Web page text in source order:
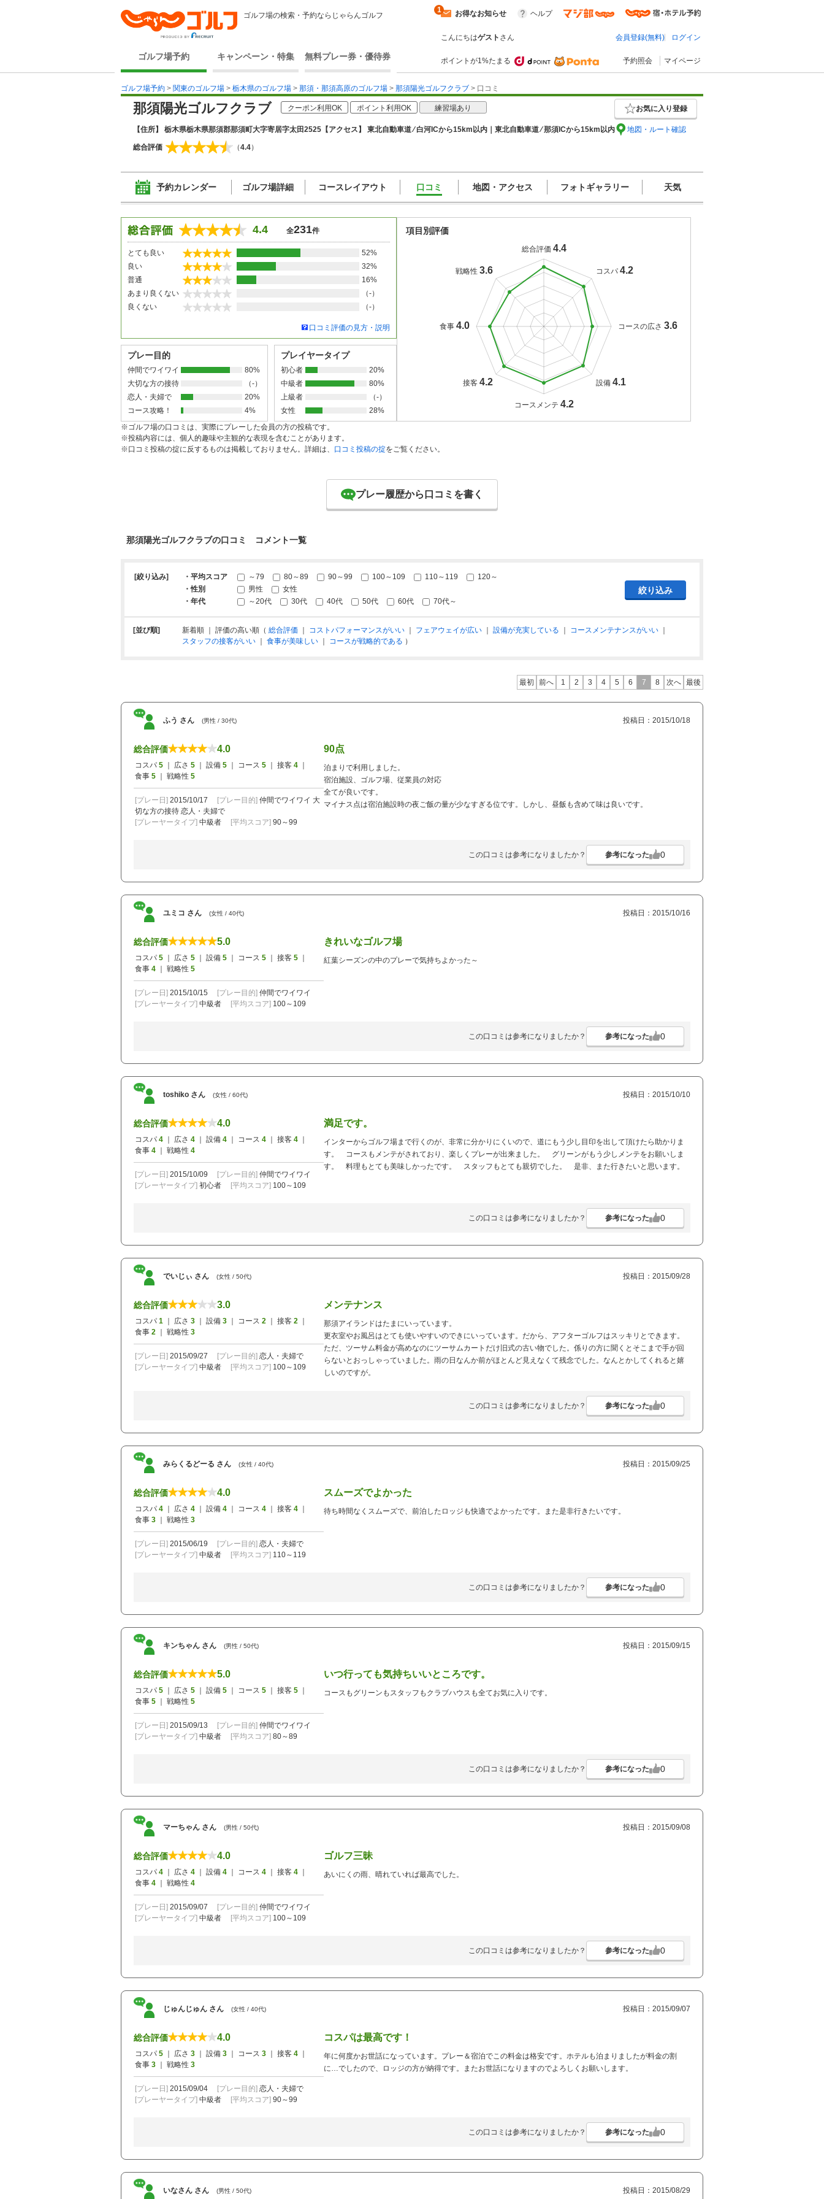
ゴルフ場の検索・予約ならじゃらんゴルフ
ゴルフ場予約 キャンペーン・特集 無料プレー券・優待券
お得なお知らせ
1 ヘルプ
こんにちはゲスト さん 会員登録(無料) ログイン
ポイントが1%たまる 予約照会 マイページ
ゴルフ場予約 > 関東のゴルフ場 > 栃木県のゴルフ場 > 那須・那須高原のゴルフ場 > 那須陽光ゴルフクラブ > 口コミ
那須陽光ゴルフクラブ クーポン利用OK ポイント利用OK 練習場あり お気に入り登録
【住所】 栃木県栃木県那須郡那須町大字寄居字太田2525 【アクセス】 東北自動車道 ⁄ 白河ICから15km以内｜東北自動車道 ⁄ 那須ICから15km以内 地図・ルート確認
総合評価 （4.4）
予約カレンダー ゴルフ場詳細 コースレイアウト 口コミ 地図・アクセス フォトギャラリー 天気
4.4 全231件
とても良い
52%
良い
32%
普通
16%
あまり良くない
（-）
良くない
（-）
口コミ評価の見方・説明
プレー目的
仲間でワイワイ
80%
大切な方の接待
（-）
恋人・夫婦で
20%
コース攻略！
4%
プレイヤータイプ
初心者
20%
中級者
80%
上級者
（-）
女性
28%
項目別評価
総合評価 4.4
コスパ 4.2
コースの広さ 3.6
設備 4.1
コースメンテ 4.2
接客 4.2
食事 4.0
戦略性 3.6
※ゴルフ場の口コミは、実際にプレーした会員の方の投稿です。
※投稿内容には、個人的趣味や主観的な表現を含むことがあります。
※口コミ投稿の掟に反するものは掲載しておりません。詳細は、 口コミ投稿の掟をご覧ください。
プレー履歴から口コミを書く
那須陽光ゴルフクラブの口コミ コメント一覧
[絞り込み] ・平均スコア ～79 80～89 90～99 100～109 110～119
120～
・性別
男性
女性
・年代
～20代 30代 40代 50代 60代 70代～
[並び順] 新着順 ｜ 評価の高い順（ 総合評価 コストパフォーマンスがいい フェアウェイが広い 設備が充実している コースメンテナンスがいい
スタッフの接客がいい
食事が美味しい コースが戦略的である ）
最初 前へ 1 2 3 4 5 6 7 8 次へ 最後
ふう さん (男性 / 30代) 投稿日：2015/10/18
総合評価 4.0
コスパ 5 ｜ 広さ 5 ｜ 設備 5 ｜ コース 5 ｜ 接客 4
食事 5 ｜ 戦略性 5
[プレー日] 2015/10/17 [プレー目的] 仲間でワイワイ 大
切な方の接待 恋人・夫婦で
[プレーヤータイプ] 中級者 [平均スコア] 90～99
90点
泊まりで利用しました。
宿泊施設、ゴルフ場、従業員の対応
全てが良いです。
マイナス点は宿泊施設時の夜ご飯の量が少なすぎる位です。しかし、昼飯も含めて味は良いです。
この口コミは参考になりましたか？ 参考になった 0
ユミコ さん (女性 / 40代) 投稿日：2015/10/16
総合評価 5.0
コスパ 5 ｜ 広さ 5 ｜ 設備 5 ｜ コース 5 ｜ 接客 5
食事 4 ｜ 戦略性 5
[プレー日] 2015/10/15 [プレー目的] 仲間でワイワイ
[プレーヤータイプ] 中級者 [平均スコア] 100～109
きれいなゴルフ場
紅葉シーズンの中のプレーで気持ちよかった～
この口コミは参考になりましたか？ 参考になった 0
toshiko さん (女性 / 60代) 投稿日：2015/10/10
総合評価 4.0
コスパ 4 ｜ 広さ 4 ｜ 設備 4 ｜ コース 4 ｜ 接客 4
食事 4 ｜ 戦略性 4
[プレー日] 2015/10/09 [プレー目的] 仲間でワイワイ
[プレーヤータイプ] 初心者 [平均スコア] 100～109
満足です。
インターからゴルフ場まで行くのが、非常に分かりにくいので、道にもう少し目印を出して頂けたら助かりま
す。 コースもメンテがされており、楽しくプレーが出来ました。 グリーンがもう少しメンテをお願いしま
す。 料理もとても美味しかったです。 スタッフもとても親切でした。 是非、また行きたいと思います。
この口コミは参考になりましたか？ 参考になった 0
でいじぃ さん (女性 / 50代) 投稿日：2015/09/28
総合評価 3.0
コスパ 1 ｜ 広さ 3 ｜ 設備 3 ｜ コース 2 ｜ 接客 2
食事 2 ｜ 戦略性 3
[プレー日] 2015/09/27 [プレー目的] 恋人・夫婦で
[プレーヤータイプ] 中級者 [平均スコア] 100～109
メンテナンス
那須アイランドはたまにいっています。
更衣室やお風呂はとても使いやすいのできにいっています。だから、アフターゴルフはスッキリとできます。
ただ、ツーサム料金が高めなのにツーサムカートだけ旧式の古い物でした。係りの方に聞くとそこまで手が回
らないとおっしゃっていました。雨の日なんか前がほとんど見えなくて残念でした。なんとかしてくれると嬉
しいのですが。
この口コミは参考になりましたか？ 参考になった 0
みらくるどーる さん (女性 / 40代) 投稿日：2015/09/25
総合評価 4.0
コスパ 4 ｜ 広さ 4 ｜ 設備 4 ｜ コース 4 ｜ 接客 4
食事 3 ｜ 戦略性 3
[プレー日] 2015/06/19 [プレー目的] 恋人・夫婦で
[プレーヤータイプ] 中級者 [平均スコア] 110～119
スムーズでよかった
待ち時間なくスムーズで、前泊したロッジも快適でよかったです。また是非行きたいです。
この口コミは参考になりましたか？ 参考になった 0
キンちゃん さん (男性 / 50代) 投稿日：2015/09/15
総合評価 5.0
コスパ 5 ｜ 広さ 5 ｜ 設備 5 ｜ コース 5 ｜ 接客 5
食事 5 ｜ 戦略性 5
[プレー日] 2015/09/13 [プレー目的] 仲間でワイワイ
[プレーヤータイプ] 中級者 [平均スコア] 80～89
いつ行っても気持ちいいところです。
コースもグリーンもスタッフもクラブハウスも全てお気に入りです。
この口コミは参考になりましたか？ 参考になった 0
マーちゃん さん (男性 / 50代) 投稿日：2015/09/08
総合評価 4.0
コスパ 4 ｜ 広さ 4 ｜ 設備 4 ｜ コース 4 ｜ 接客 4
食事 4 ｜ 戦略性 4
[プレー日] 2015/09/07 [プレー目的] 仲間でワイワイ
[プレーヤータイプ] 中級者 [平均スコア] 100～109
ゴルフ三昧
あいにくの雨、晴れていれば最高でした。
この口コミは参考になりましたか？ 参考になった 0
じゅんじゅん さん (女性 / 40代) 投稿日：2015/09/07
総合評価 4.0
コスパ 5 ｜ 広さ 3 ｜ 設備 3 ｜ コース 3 ｜ 接客 4
食事 3 ｜ 戦略性 3
[プレー日] 2015/09/04 [プレー目的] 恋人・夫婦で
[プレーヤータイプ] 中級者 [平均スコア] 90～99
コスパは最高です！
年に何度かお世話になっています。プレー＆宿泊でこの料金は格安です。ホテルも泊まりましたが料金の割
に…でしたので、ロッジの方が納得です。またお世話になりますのでよろしくお願いします。
この口コミは参考になりましたか？ 参考になった 0
いなさん さん (男性 / 50代) 投稿日：2015/08/29